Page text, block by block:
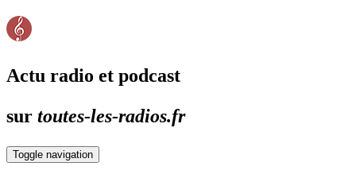
Actu radio et podcast
sur toutes-les-radios.fr
Toggle navigation